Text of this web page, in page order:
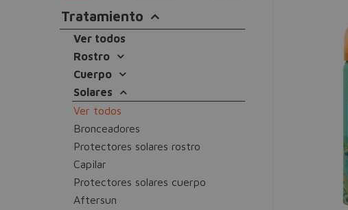
Tratamiento
Ver todos
Rostro
Cuerpo
Solares
Ver todos
Bronceadores
Protectores solares rostro
Capilar
Protectores solares cuerpo
Aftersun